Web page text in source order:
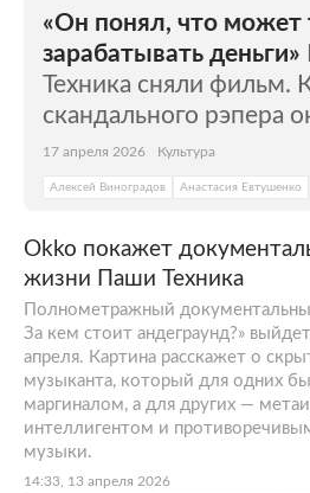
«Он понял, что может
зарабатывать деньги»
Техника сняли фильм.
скандального рэпера
17 апреля 2026 Культура
Алексей Виноградов Анастасия Евтушенко
Okko покажет
жизни Паши Техника
Полнометражный
За кем стоит андеграунд?»
апреля. Картина расскажет о
музыканта, который для одних
маргиналом, а для других —
интеллигентом и
музыки.
14:33, 13 апреля 2026